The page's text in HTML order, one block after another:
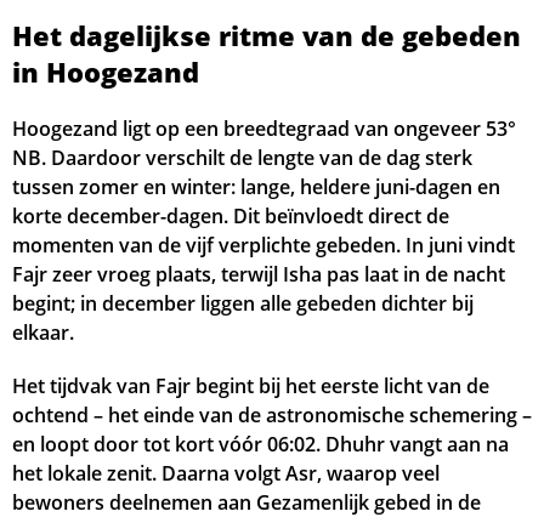
19, Wo 04:35 06:20 20:52
04:37 13:36 17:32
21, Vr 04:40 06:24 13:36 17:31 20:48 22:28
22, Za 04:42 06:25 13:36 17:30 20:45
23, Zo 04:45 06:27 13:36 17:29 20:43 22:23
24, Ma
25, Di 04:49 06:31 13:35 17:26 20:39 22:19
26, Wo 04:52 06:32 13:35 17:25 20:36 22:16
27, Do 04:54 06:34 13:34 17:23 20:34 22:14
Het dagelijkse ritme van de gebeden
in Hoogezand
Hoogezand ligt op een breedtegraad van ongeveer 53°
NB. Daardoor verschilt de lengte van de dag sterk
tussen zomer en winter: lange, heldere juni-dagen en
korte december-dagen. Dit beïnvloedt direct de
momenten van de vijf verplichte gebeden. In juni vindt
Fajr zeer vroeg plaats, terwijl Isha pas laat in de nacht
begint; in december liggen alle gebeden dichter bij
elkaar.
Het tijdvak van Fajr begint bij het eerste licht van de
ochtend – het einde van de astronomische schemering –
en loopt door tot kort vóór06:02. Dhuhr vangt aan na
het lokale zenit. Daarna volgt Asr, waarop veel
bewoners deelnemen aan Gezamenlijk gebed in de